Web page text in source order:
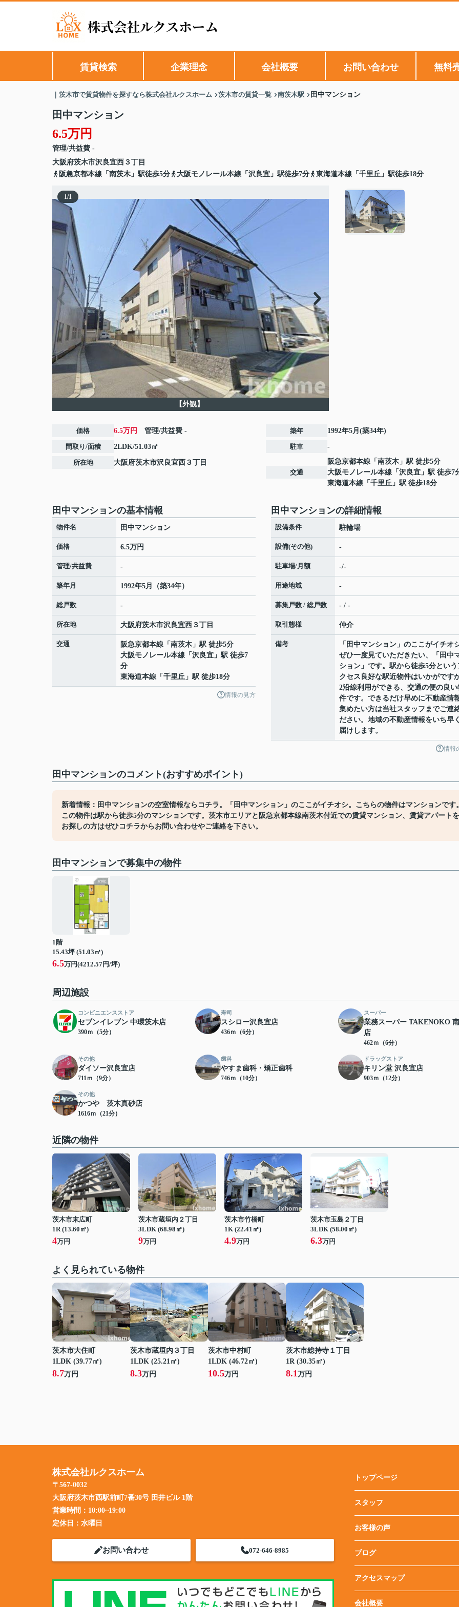
賃貸検索 企業理念 会社概要 お問い合わせ 無料
｜茨木市で賃貸物件を探すなら株式会社ルクスホーム 茨木市の賃貸一覧 南茨木駅 田中マンション
田中マンション
6.5万円
管理/共益費 -
大阪府茨木市沢良宜西 ３丁目
阪急京都本線「南茨木」駅徒歩5分
大阪モノレール本線「沢良宜」駅徒歩7分 東海道本線「千里丘」駅徒歩18分
1/1
【外観】
価格 6.5万円 管理/共益費 -
間取り/面積 2LDK/51.03㎡
所在地 大阪府茨木市沢良宜西 ３丁目
築年 1992年5月(築34年)
駐車 -
交通
阪急京都本線 「 南茨木 」駅 徒歩5分
大阪モノレール本線 「 沢良宜 」駅 徒歩7
東海道本線 「 千里丘 」駅 徒歩18分
田中マンションの基本情報
物件名 田中マンション
価格 6.5万円
管理/共益費 -
築年月 1992年5月（築34年）
総戸数 -
所在地 大阪府茨木市沢良宜西 ３丁目
交通 阪急京都本線 「 南茨木 」駅 徒歩5分
大阪モノレール本線 「 沢良宜 」駅 徒歩7
分
東海道本線 「 千里丘 」駅 徒歩18分
情報の見方
田中マンションの詳細情報
設備条件 駐輪場
設備(その他) -
駐車場/月額 -/-
用途地域 -
募集戸数 / 総戸数 - / -
取引態様 仲介
備考
「田中マンション」のここがイチオ
ぜひ一度見ていただきたい、「田中
ション」です。駅から徒歩5分という
クセス良好な駅近物件はいかがです
2沿線利用ができる、交通の便の良い
件です。できるだけ早めに不動産情
集めたい方は当社スタッフまでご連
ださい。地域の不動産情報をいち早
届けします。
情報
田中マンションのコメント(おすすめポイント)
新着情報：田中マンションの空室情報ならコチラ。「田中マンション」のここがイチオシ。こちらの物件はマンションです
この物件は駅から徒歩5分のマンションです。茨木市エリアと阪急京都本線南茨木付近での賃貸マンション、賃貸アパートを
お探しの方はぜひコチラからお問い合わせやご連絡を下さい。
田中マンションで募集中の物件
1階
15.43坪 (51.03㎡)
6.5万円(4212.57円/坪)
周辺施設
コンビニエンスストア
セブンイレブン 中環茨木店
390ｍ（5分）
寿司
スシロー沢良宜店
436ｍ（6分）
スーパー
業務スーパー TAKENOKO
店
462ｍ（6分）
その他
ダイソー沢良宜店
711ｍ（9分）
歯科
やすま歯科・矯正歯科
746ｍ（10分）
ドラッグストア
キリン堂 沢良宜店
903ｍ（12分）
その他
かつや 茨木真砂店
1616ｍ（21分）
近隣の物件
茨木市末広町
1R (13.60㎡)
4万円
茨木市蔵垣内２丁目
3LDK (68.98㎡)
9万円
茨木市竹橋町
1K (22.41㎡)
4.9万円
茨木市玉島２丁目
3LDK (58.00㎡)
6.3万円
よく見られている物件
茨木市大住町
1LDK (39.77㎡)
8.7万円
茨木市蔵垣内３丁目
1LDK (25.21㎡)
8.3万円
茨木市中村町
1LDK (46.72㎡)
10.5万円
茨木市総持寺１丁目
1R (30.35㎡)
8.1万円
株式会社ルクスホーム
〒567-0032
大阪府茨木市西駅前町7番30号 田井ビル 1階
営業時間： 10:00~19:00
定休日： 水曜日
お問い合わせ 072-646-8985
トップページ
スタッフ
お客様の声
ブログ
アクセスマップ
会社概要